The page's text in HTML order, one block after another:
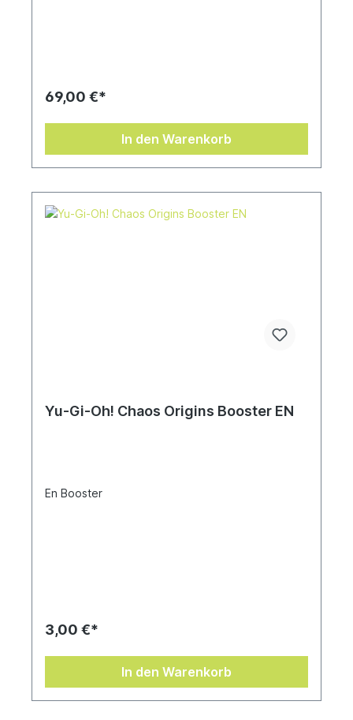
69,00 €*
In den Warenkorb
Yu-Gi-Oh! Chaos Origins Booster EN
En Booster
3,00 €*
In den Warenkorb